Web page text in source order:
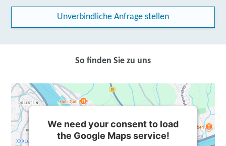
Unverbindliche Anfrage stellen
So finden Sie zu uns
We need your consent to load
the Google Maps service!